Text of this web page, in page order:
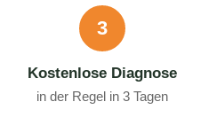
3
Kostenlose Diagnose
in der Regel in 3 Tagen